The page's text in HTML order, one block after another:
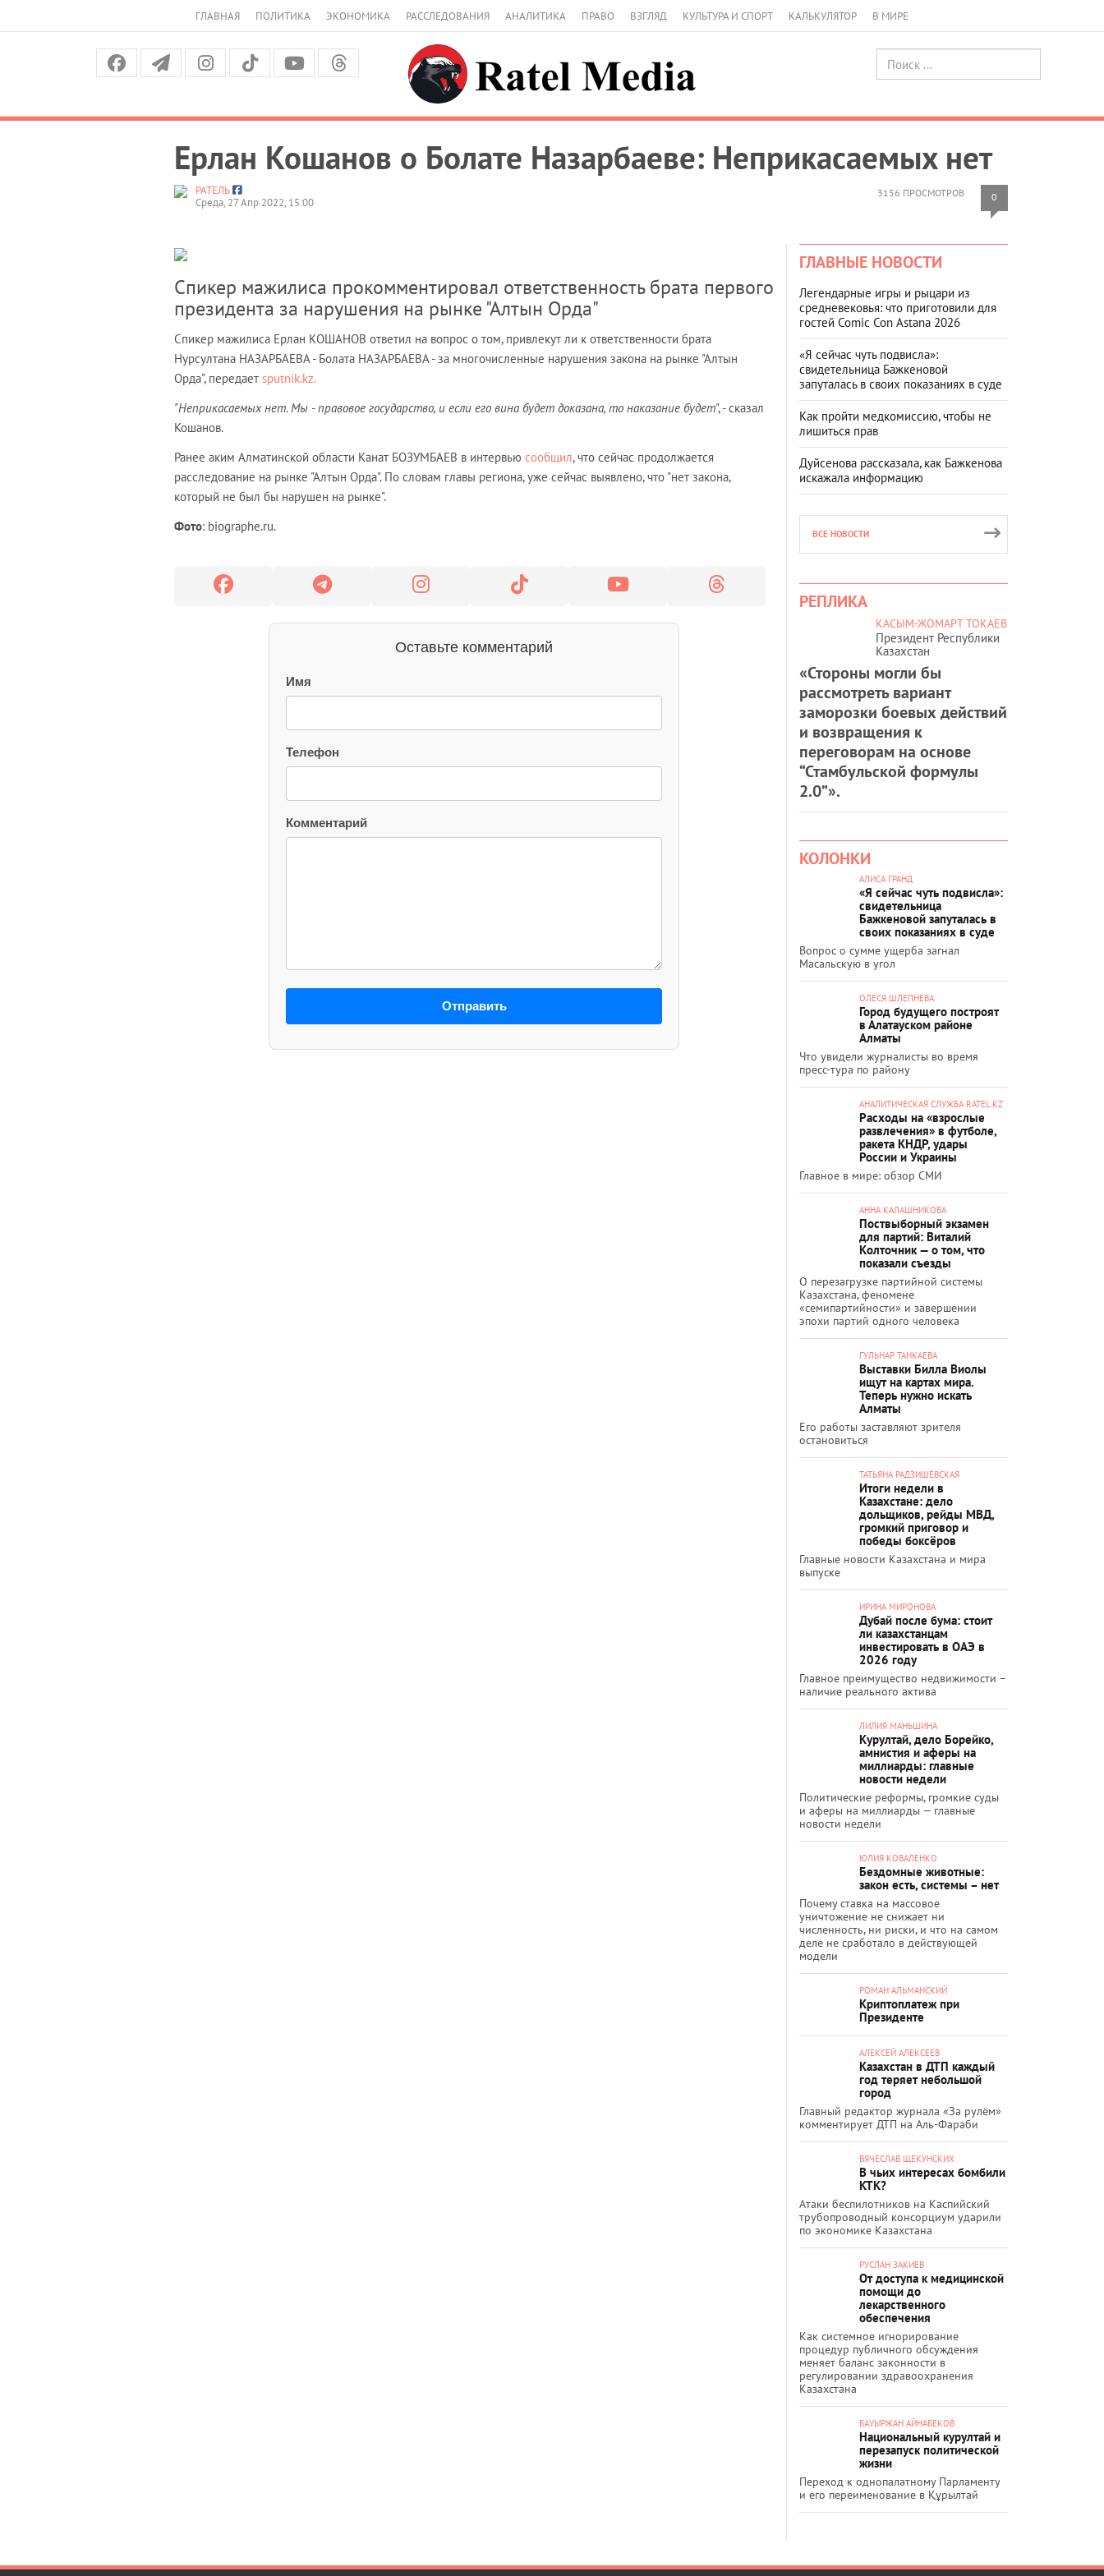
ГЛАВНАЯ ПОЛИТИКА ЭКОНОМИКА РАССЛЕДОВАНИЯ АНАЛИТИКА ПРАВО ВЗГЛЯД КУЛЬТУРА И СПОРТ КАЛЬКУЛЯТОР В МИРЕ
Ерлан Кошанов о Болате Назарбаеве: Неприкасаемых нет
3156 ПРОСМОТРОВ 0
РАТЕЛЬ
Среда, 27 Апр 2022, 15:00
Спикер мажилиса прокомментировал ответственность брата первого
президента за нарушения на рынке "Алтын Орда"
Спикер мажилиса Ерлан КОШАНОВ ответил на вопрос о том, привлекут ли к ответственности брата
Нурсултана НАЗАРБАЕВА - Болата НАЗАРБАЕВА - за многочисленные нарушения закона на рынке "Алтын
Орда", передает sputnik.kz.
"Неприкасаемых нет. Мы - правовое государство, и если его вина будет доказана, то наказание будет", - сказал
Кошанов.
Ранее аким Алматинской области Канат БОЗУМБАЕВ в интервью сообщил, что сейчас продолжается
расследование на рынке "Алтын Орда". По словам главы региона, уже сейчас выявлено, что "нет закона,
который не был бы нарушен на рынке".
Фото: biographe.ru.
Оставьте комментарий
Имя
Телефон
Комментарий
Отправить
ГЛАВНЫЕ НОВОСТИ
Легендарные игры и рыцари из
средневековья: что приготовили для
гостей Comic Con Astana 2026
«Я сейчас чуть подвисла»:
свидетельница Бажкеновой
запуталась в своих показаниях в суде
Как пройти медкомиссию, чтобы не
лишиться прав
Дуйсенова рассказала, как Бажкенова
искажала информацию
ВСЕ НОВОСТИ
РЕПЛИКА
КАСЫМ-ЖОМАРТ ТОКАЕВ
Президент Республики
Казахстан
«Стороны могли бы
рассмотреть вариант
заморозки боевых действий
и возвращения к
переговорам на основе
“Стамбульской формулы
2.0”».
КОЛОНКИ
АЛИСА ГРАНД
«Я сейчас чуть подвисла»:
свидетельница
Бажкеновой запуталась в
своих показаниях в суде
Вопрос о сумме ущерба загнал
Масальскую в угол
ОЛЕСЯ ШЛЕПНЕВА
Город будущего построят
в Алатауском районе
Алматы
Что увидели журналисты во время
пресс-тура по району
АНАЛИТИЧЕСКАЯ СЛУЖБА RATEL.KZ
Расходы на «взрослые
развлечения» в футболе,
ракета КНДР, удары
России и Украины
Главное в мире: обзор СМИ
АННА КАЛАШНИКОВА
Поствыборный экзамен
для партий: Виталий
Колточник — о том, что
показали съезды
О перезагрузке партийной системы
Казахстана, феномене
«семипартийности» и завершении
эпохи партий одного человека
ГУЛЬНАР ТАНКАЕВА
Выставки Билла Виолы
ищут на картах мира.
Теперь нужно искать
Алматы
Его работы заставляют зрителя
остановиться
ТАТЬЯНА РАДЗИШЕВСКАЯ
Итоги недели в
Казахстане: дело
дольщиков, рейды МВД,
громкий приговор и
победы боксёров
Главные новости Казахстана и мира
выпуске
ИРИНА МИРОНОВА
Дубай после бума: стоит
ли казахстанцам
инвестировать в ОАЭ в
2026 году
Главное преимущество недвижимости –
наличие реального актива
ЛИЛИЯ МАНЬШИНА
Курултай, дело Борейко,
амнистия и аферы на
миллиарды: главные
новости недели
Политические реформы, громкие суды
и аферы на миллиарды — главные
новости недели
ЮЛИЯ КОВАЛЕНКО
Бездомные животные:
закон есть, системы – нет
Почему ставка на массовое
уничтожение не снижает ни
численность, ни риски, и что на самом
деле не сработало в действующей
модели
РОМАН АЛЬМАНСКИЙ
Криптоплатеж при
Президенте
АЛЕКСЕЙ АЛЕКСЕЕВ
Казахстан в ДТП каждый
год теряет небольшой
город
Главный редактор журнала «За рулём»
комментирует ДТП на Аль-Фараби
ВЯЧЕСЛАВ ЩЕКУНСКИХ
В чьих интересах бомбили
КТК?
Атаки беспилотников на Каспийский
трубопроводный консорциум ударили
по экономике Казахстана
РУСЛАН ЗАКИЕВ
От доступа к медицинской
помощи до
лекарственного
обеспечения
Как системное игнорирование
процедур публичного обсуждения
меняет баланс законности в
регулировании здравоохранения
Казахстана
БАУЫРЖАН АЙНАБЕКОВ
Национальный курултай и
перезапуск политической
жизни
Переход к однопалатному Парламенту
и его переименование в Құрылтай